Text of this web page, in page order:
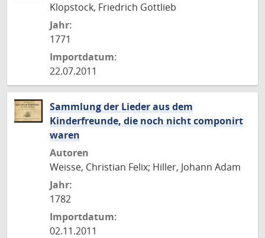
Klopstock, Friedrich Gottlieb
Jahr:
1771
Importdatum:
22.07.2011
Sammlung der Lieder aus dem
Kinderfreunde, die noch nicht componirt
waren
Autoren
Weisse, Christian Felix; Hiller, Johann Adam
Jahr:
1782
Importdatum:
02.11.2011